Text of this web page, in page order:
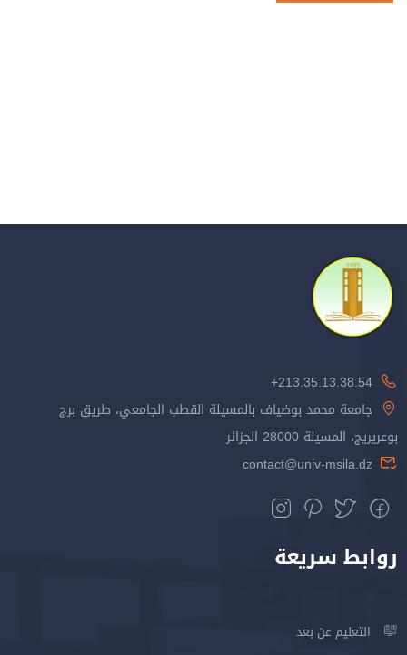
213.35.13.38.54+
جامعة محمد بوضياف بالمسيلة القطب الجامعي، طريق برج
بوعريريج، المسيلة 28000 الجزائر
contact@univ-msila.dz
روابط سريعة
التعليم عن بعد